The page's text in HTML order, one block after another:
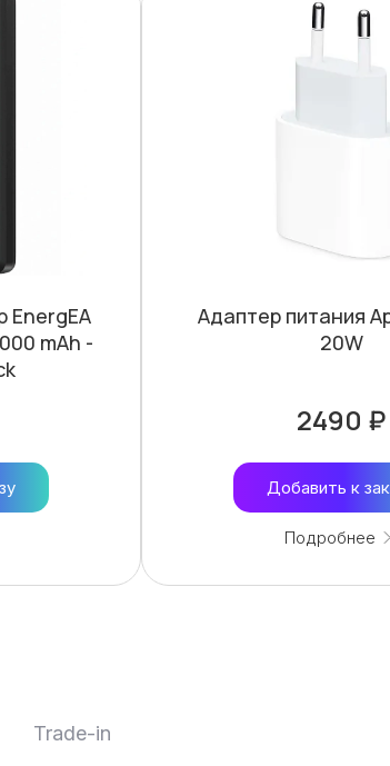
EnergEA
mAh -
Адаптер питания
20W
2490 ₽
Добавить к
Подробнее
Trade-in